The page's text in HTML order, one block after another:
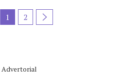
1 2
Advertorial